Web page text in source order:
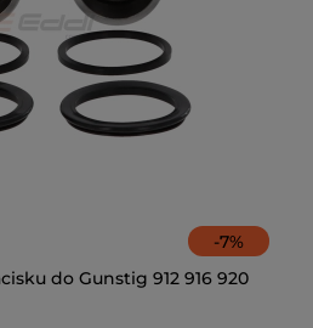
-7%
do Gunstig 912 916 920